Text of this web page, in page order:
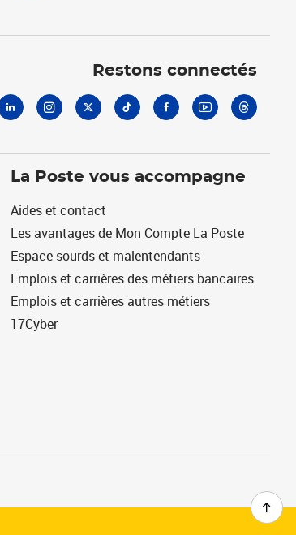
Restons connectés
La Poste vous accompagne
Aides et contact
Les avantages de Mon Compte La Poste
Espace sourds et malentendants
Emplois et carrières des métiers bancaires
Emplois et carrières autres métiers
17Cyber